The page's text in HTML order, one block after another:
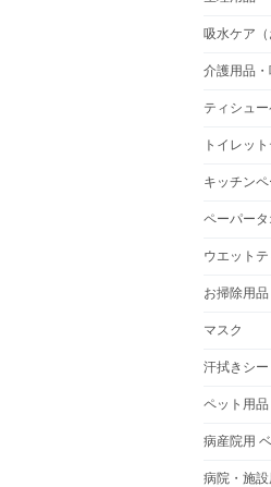
吸水ケア
介護用品
ティシュ
トイレッ
キッチン
ペーパー
ウエット
お掃除用品
マスク
汗拭きシー
ペット用品
病産院用
病院・施